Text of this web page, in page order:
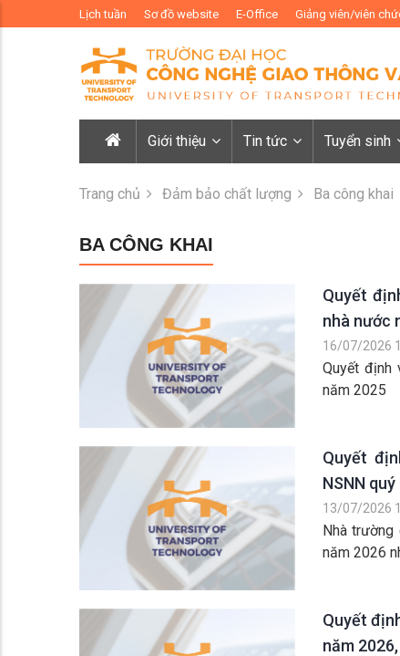
Lịch tuần Sơ đồ website E-Office Giảng viên/viên
Giới thiệu Tin tức Tuyển sinh
Trang chủ Đảm bảo chất lượng Ba công khai
BA CÔNG KHAI
Quyết
nhà nước
16/07/2026
Quyết định
năm 2025
Quyết
NSNN
13/07/2026
Nhà
năm 2026
Quyết
năm